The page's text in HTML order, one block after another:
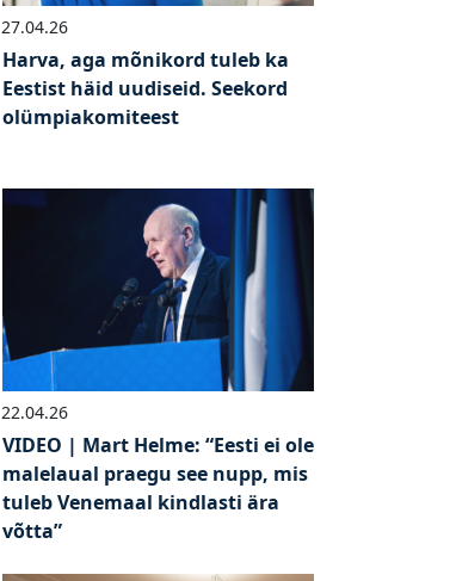
27.04.26
Harva, aga mõnikord tuleb ka
Eestist häid uudiseid. Seekord
olümpiakomiteest
22.04.26
VIDEO | Mart Helme: “Eesti ei ole
malelaual praegu see nupp, mis
tuleb Venemaal kindlasti ära
võtta”